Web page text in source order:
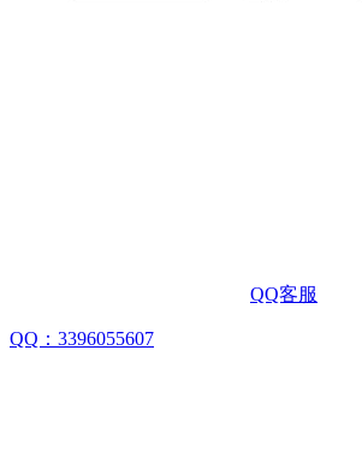
QQ客服
QQ：3396055607